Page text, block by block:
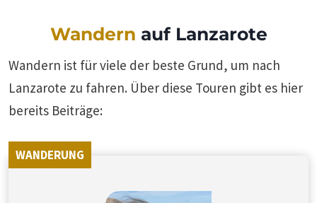
Wandern auf Lanzarote
Wandern ist für viele der beste Grund, um nach
Lanzarote zu fahren. Über diese Touren gibt es hier
bereits Beiträge:
WANDERUNG